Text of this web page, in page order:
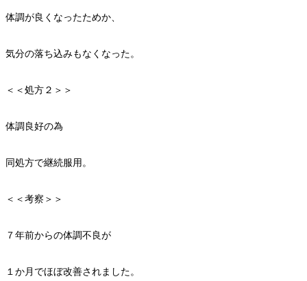
体調が良くなったためか、
気分の落ち込みもなくなった。
＜＜処方２＞＞
体調良好の為
同処方で継続服用。
＜＜考察＞＞
７年前からの体調不良が
１か月でほぼ改善されました。